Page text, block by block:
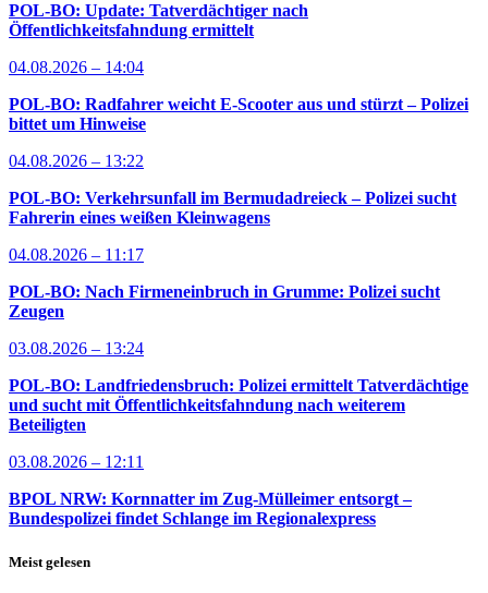
POL-BO: Update: Tatverdächtiger nach
Öffentlichkeitsfahndung ermittelt
04.08.2026 – 14:04
POL-BO: Radfahrer weicht E-Scooter aus und stürzt – Polizei
bittet um Hinweise
04.08.2026 – 13:22
POL-BO: Verkehrsunfall im Bermudadreieck – Polizei sucht
Fahrerin eines weißen Kleinwagens
04.08.2026 – 11:17
POL-BO: Nach Firmeneinbruch in Grumme: Polizei sucht
Zeugen
03.08.2026 – 13:24
POL-BO: Landfriedensbruch: Polizei ermittelt Tatverdächtige
und sucht mit Öffentlichkeitsfahndung nach weiterem
Beteiligten
03.08.2026 – 12:11
BPOL NRW: Kornnatter im Zug-Mülleimer entsorgt –
Bundespolizei findet Schlange im Regionalexpress
Meist gelesen